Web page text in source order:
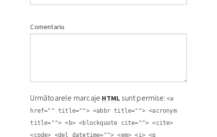
Comentariu
Următoarele marcaje HTML sunt permise:<a
href="" title=""> <abbr title=""> <acronym
title=""> <b> <blockquote cite=""> <cite>
<code> <del datetime=""> <em> <i> <q